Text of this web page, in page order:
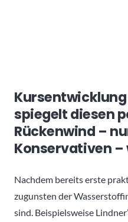
spiegelt diesen
Rückenwind –
Konservativen –
Nachdem bereits erste
zugunsten der
sind. Beispielsweise